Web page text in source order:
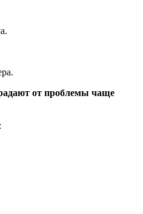
от проблемы чаще